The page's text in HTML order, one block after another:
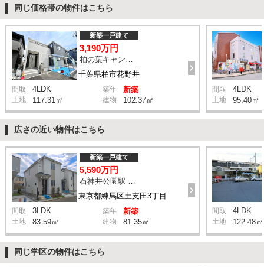
同じ価格帯の物件はこちら
千葉県柏市花野井
新築一戸建て
3,190万円
間取 4LDK 築年 新築
土地 117.31㎡ 建物 102.37㎡
間取 4LDK
土地 95.40㎡
広さの近い物件はこちら
東京都練馬区土支田3丁目
新築一戸建て
5,590万円
石神井公園駅 橋戸小学校 バス15分 停歩4分
間取 3LDK 築年 新築
土地 83.59㎡ 建物 81.35㎡
間取 4LDK
土地 122.48㎡
同じ学区の物件はこちら